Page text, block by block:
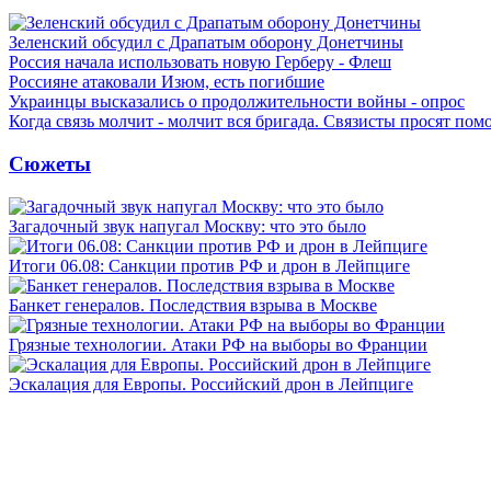
Зеленский обсудил с Драпатым оборону Донетчины
Россия начала использовать новую Герберу - Флеш
Россияне атаковали Изюм, есть погибшие
Украинцы высказались о продолжительности войны - опрос
Когда связь молчит - молчит вся бригада. Связисты просят
Сюжеты
Загадочный звук напугал Москву: что это было
Итоги 06.08: Санкции против РФ и дрон в Лейпциге
Банкет генералов. Последствия взрыва в Москве
Грязные технологии. Атаки РФ на выборы во Франции
Эскалация для Европы. Российский дрон в Лейпциге